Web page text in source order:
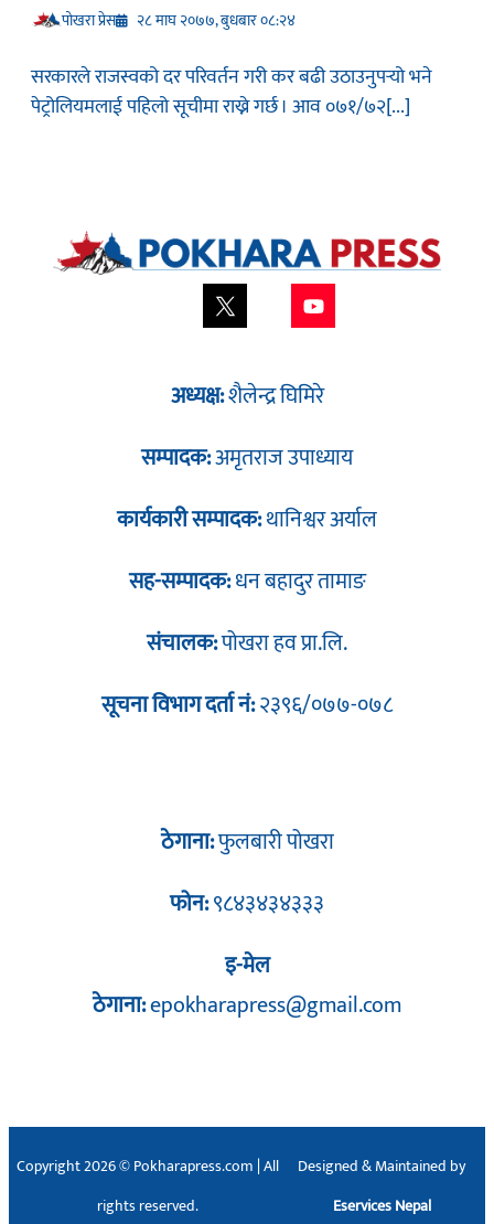
प‍ोखरा प्रेस २८ माघ २०७७, बुधबार ०८:२४
सरकारले राजस्वको दर परिवर्तन गरी कर बढी उठाउनुपर्‍यो भने
पेट्रोलियमलाई पहिलो सूचीमा राख्ने गर्छ । आव ०७१/७२[...]
अध्यक्ष:शैलेन्द्र घिमिरे
सम्पादक:अमृतराज उपाध्याय
कार्यकारी सम्पादक:थानिश्वर अर्याल
सह-सम्पादक:धन बहादुर तामाङ
संचालक:पोखरा हव प्रा.लि.
सूचना विभाग दर्ता नं:२३९६/०७७-०७८
ठेगाना:फुलबारी पोखरा
फोन:९८४३४३४३३३
इ-मेल
ठेगाना:epokharapress@gmail.com
Copyright 2026 © Pokharapress.com | All
rights reserved.
Designed & Maintained by
Eservices Nepal